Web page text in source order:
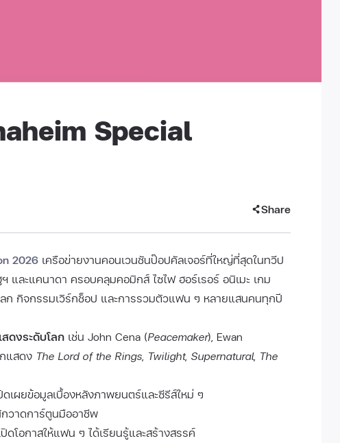
Special
Share
2026 เครือข่ายงานคอนเวนชันป๊อปคัลเจอร์ที่ใหญ่ที่สุดในทวีป
และแคนาดา ครอบคลุมคอมิกส์ ไซไฟ ฮอร์เรอร์ อนิเมะ เกม
ก กิจกรรมเวิร์กช็อป และการรวมตัวแฟน ๆ หลายแสนคนทุกปี
ดงระดับโลก เช่น John Cena (Peacemaker), Ewan
แสดง The Lord of the Rings, Twilight, Supernatural, The
ดเผยข้อมูลเบื้องหลังภาพยนตร์และซีรีส์ใหม่ ๆ
วาดการ์ตูนมืออาชีพ
ปิดโอกาสให้แฟน ๆ ได้เรียนรู้และสร้างสรรค์